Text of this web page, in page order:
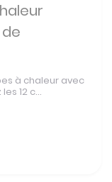
à chaleur avec
12 c...